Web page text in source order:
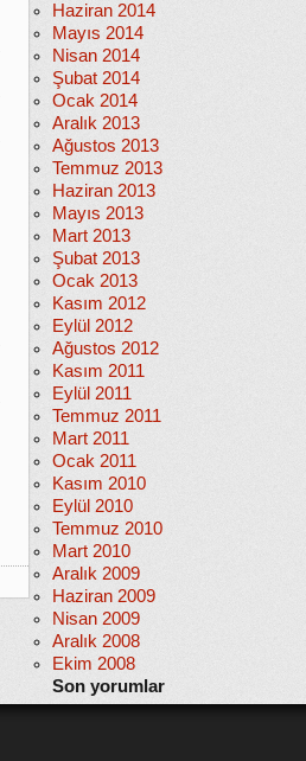
Haziran 2014
Mayıs 2014
Nisan 2014
Şubat 2014
Ocak 2014
Aralık 2013
Ağustos 2013
Temmuz 2013
Haziran 2013
Mayıs 2013
Mart 2013
Şubat 2013
Ocak 2013
Kasım 2012
Eylül 2012
Ağustos 2012
Kasım 2011
Eylül 2011
Temmuz 2011
Mart 2011
Ocak 2011
Kasım 2010
Eylül 2010
Temmuz 2010
Mart 2010
Aralık 2009
Haziran 2009
Nisan 2009
Aralık 2008
Ekim 2008
Son yorumlar